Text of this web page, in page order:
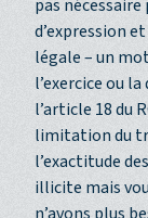
pas
d’expression
légale – un
l’exercice ou
l’article 18 du
limitation du
l’exactitude
illicite mais